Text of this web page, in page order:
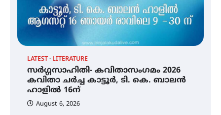
LATEST LITERATURE
സർഗ്ഗസാഹിതി- കവിതാസംഗമം 2026
കവിതാ ചർച്ച കാട്ടൂർ, ടി. കെ. ബാലൻ
ഹാളിൽ 16ന്
August 6, 2026
തേലപ്പിളളി പാറേമൽ വറീത്
സർഗ്ഗസാഹിതി- കവിതാസംഗമം
2026 കവിതാ ചർച്ച കാട്ടൂർ, ടി. കെ.
ബാലൻ ഹാളിൽ 16ന്